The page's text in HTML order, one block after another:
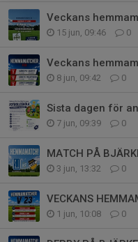
Veckans
15 jun, 09:46 0
Veckans
8 jun, 09:42 0
Sista dagen för
7 jun, 09:39 0
MATCH PÅ
3 jun, 13:32 0
VECKANS
1 jun, 10:08 0